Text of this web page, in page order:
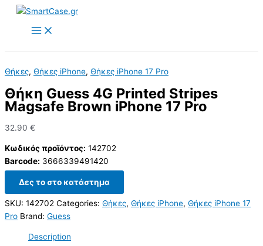
Skip
content
Θήκες, Θήκες iPhone, Θήκες iPhone 17 Pro
Θήκη Guess 4G Printed Stripes
Magsafe Brown iPhone 17 Pro
32.90 €
Κωδικός προϊόντος: 142702
Barcode: 3666339491420
Δες το στο κατάστημα
SKU: 142702 Categories: Θήκες, Θήκες iPhone, Θήκες iPhone 17
Pro Brand: Guess
Description